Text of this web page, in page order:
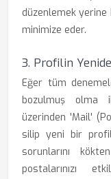
düzenlemek yerine
minimize eder.
3. Profilin
Eğer tüm
bozulmuş olma
üzerinden 'Mail'
silip yeni bir
sorunlarını
postalarınızı